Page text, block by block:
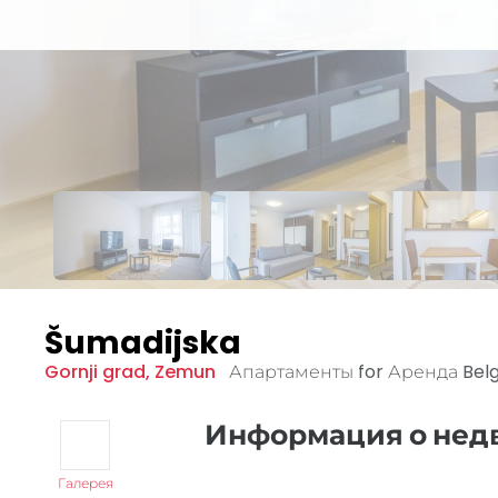
Šumadijska
Gornji grad, Zemun Апартаменты for Аренда
Галерея
Информация о